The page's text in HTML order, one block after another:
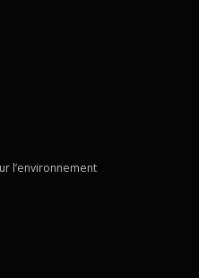
l’environnement